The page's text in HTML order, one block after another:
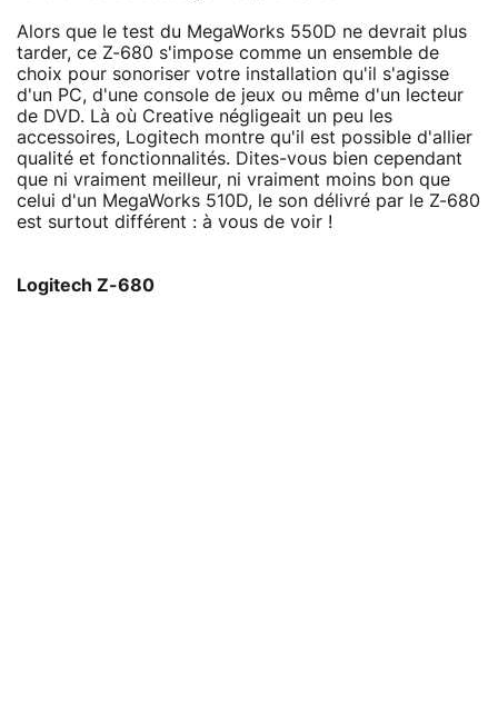
Alors que le test du MegaWorks 550D ne devrait plus
tarder, ce Z-680 s'impose comme un ensemble de
choix pour sonoriser votre installation qu'il s'agisse
d'un PC, d'une console de jeux ou même d'un lecteur
de DVD. Là où Creative négligeait un peu les
accessoires, Logitech montre qu'il est possible d'allier
qualité et fonctionnalités. Dites-vous bien cependant
que ni vraiment meilleur, ni vraiment moins bon que
celui d'un MegaWorks 510D, le son délivré par le Z-680
est surtout différent : à vous de voir !
Logitech Z-680